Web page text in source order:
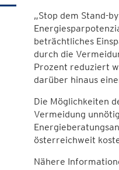
„Stop dem Stand-
beträchtliches
durch die
Prozent reduziert
darüber hinaus
Die Möglichkeiten
Vermeidung
österreichweit
Nähere